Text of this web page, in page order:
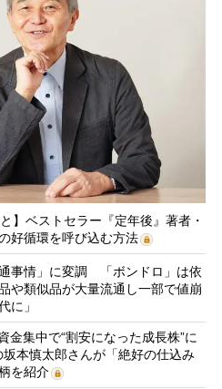
】ベストセラー『定年後』著者・
好循環を呼び込む方法
事情」に変調 「ボンドロ」は依
や類似品が大量流通し一部で値崩
に」
金集中で“割安になった成長株”に
本慎太郎さんが「絶好の仕込み
を紹介